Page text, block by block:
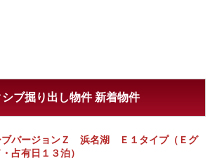
シブ掘り出し物件 新着物件
ブバージョンＺ 浜名湖 Ｅ１タイプ（Ｅグ
占有日１３泊）